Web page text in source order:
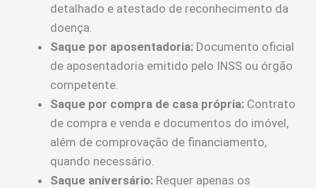
detalhado e atestado de reconhecimento da
doença.
Saque por aposentadoria: Documento oficial
de aposentadoria emitido pelo INSS ou órgão
competente.
Saque por compra de casa própria: Contrato
de compra e venda e documentos do imóvel,
além de comprovação de financiamento,
quando necessário.
Saque aniversário: Requer apenas os